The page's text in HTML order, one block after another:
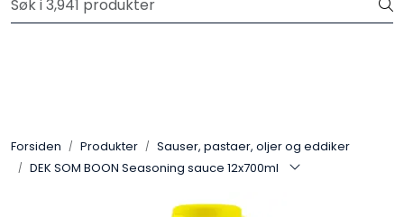
Skip to main content
Velkommen til vår nye nettbutikk! Trykk her for å lese mer
Forsiden Produkter
Sauser, pastaer, oljer og eddiker
DEK SOM BOON Seasoning sauce 12x700ml
Restaurantprodukter